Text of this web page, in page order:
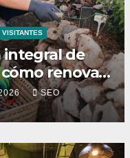
integral de
renovar
exterior
SEO